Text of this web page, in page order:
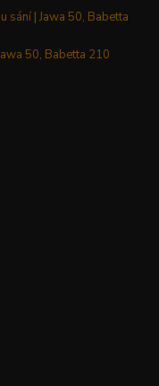
sání | Jawa 50, Babetta
50, Babetta 210